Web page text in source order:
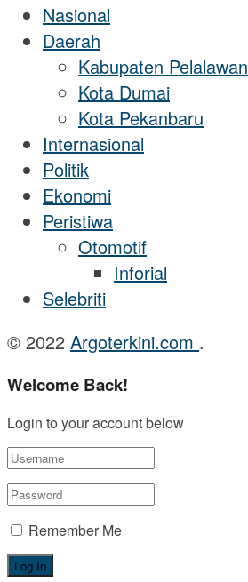
Nasional
Daerah
Kabupaten Pelalawan
Kota Dumai
Kota Pekanbaru
Internasional
Politik
Ekonomi
Peristiwa
Otomotif
Inforial
Selebriti
© 2022 Argoterkini.com .
Welcome Back!
Login to your account below
Remember Me